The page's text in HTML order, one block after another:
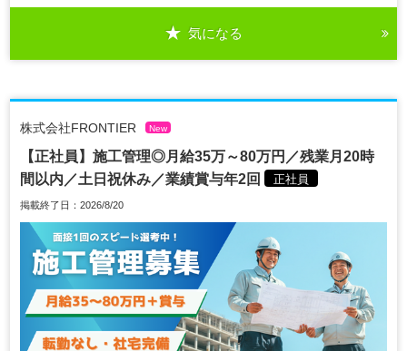
気になる
株式会社FRONTIER New
【正社員】施工管理◎月給35万～80万円／残業月20時
間以内／土日祝休み／業績賞与年2回
正社員
掲載終了日：2026/8/20